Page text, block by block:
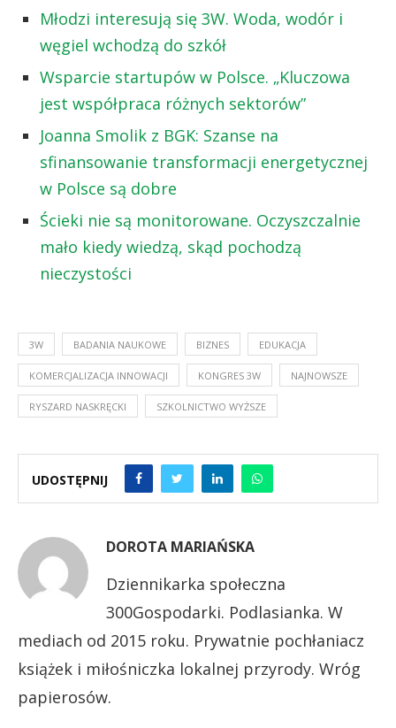
Młodzi interesują się 3W. Woda, wodór i
węgiel wchodzą do szkół
Wsparcie startupów w Polsce. „Kluczowa
jest współpraca różnych sektorów”
Joanna Smolik z BGK: Szanse na
sfinansowanie transformacji energetycznej
w Polsce są dobre
Ścieki nie są monitorowane. Oczyszczalnie
mało kiedy wiedzą, skąd pochodzą
nieczystości
3W BADANIA NAUKOWE BIZNES EDUKACJA
KOMERCJALIZACJA INNOWACJI KONGRES 3W NAJNOWSZE
RYSZARD NASKRĘCKI SZKOLNICTWO WYŻSZE
UDOSTĘPNIJ
DOROTA MARIAŃSKA
Dziennikarka społeczna
300Gospodarki. Podlasianka. W
mediach od 2015 roku. Prywatnie pochłaniacz
książek i miłośniczka lokalnej przyrody. Wróg
papierosów.